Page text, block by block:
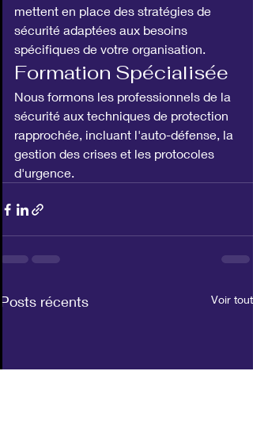
mettent en place des stratégies de
sécurité adaptées aux besoins
spécifiques de votre organisation.
Formation Spécialisée
Nous formons les professionnels de la
sécurité aux techniques de protection
rapprochée, incluant l'auto-défense, la
gestion des crises et les protocoles
d'urgence.
Posts récents Voir tout